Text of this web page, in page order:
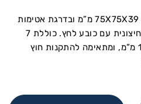
קופסת הסתעפות מיני במידות 75X75X39 מ”מ ובדרגת אטימות
IP54, המשמשת כתיבת צומת חיצונית עם כובע לחץ. כוללת 7
כניסות כבל בקוטר מרבי של 19 מ”מ, ומתאימה להתקנות חוץ